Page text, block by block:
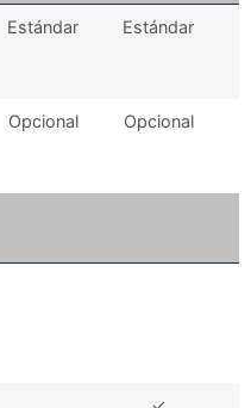
Estándar Estándar
Opcional Opcional